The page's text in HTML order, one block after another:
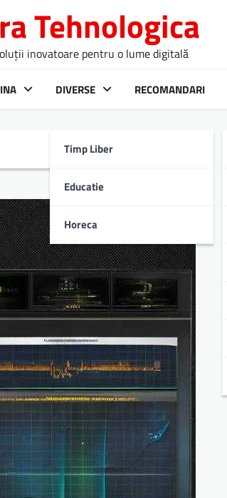
Tehnologica
inovatoare pentru o lume digitală
DIVERSE
Timp Liber
Educatie
Horeca
RECOMANDARI